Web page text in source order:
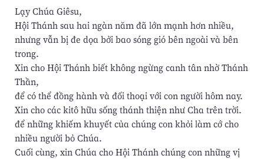
Lạy Chúa Giêsu,
Hội Thánh sau hai ngàn năm đã lớn mạnh hơn nhiều,
nhưng vẫn bị đe dọa bởi bao sóng gió bên ngoài và bên
trong.
Xin cho Hội Thánh biết không ngừng canh tân nhờ Thánh
Thần,
để có thể đồng hành và đối thoại với con người hôm nay.
Xin cho các kitô hữu sống thánh thiện như Cha trên trời.
để những khiếm khuyết của chúng con khỏi làm cớ cho
nhiều người bỏ Chúa.
Cuối cùng, xin Chúa cho Hội Thánh chúng con những vị